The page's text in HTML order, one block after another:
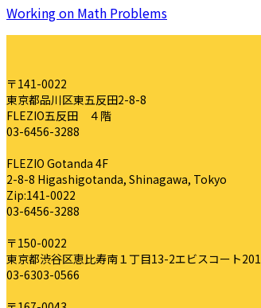
Working on Math Problems
〒141-0022
東京都品川区東五反田2-8-8
FLEZIO五反田 ４階
03-6456-3288
FLEZIO Gotanda 4F
2-8-8 Higashigotanda, Shinagawa, Tokyo
Zip:141-0022
03-6456-3288
〒150-0022
東京都渋谷区恵比寿南１丁目13-2エビスコート201
03-6303-0566